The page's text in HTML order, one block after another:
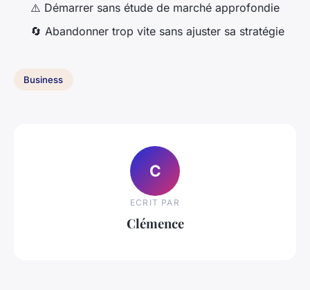
⚠️ Démarrer sans étude de marché approfondie
🔄 Abandonner trop vite sans ajuster sa stratégie
Business
C
ECRIT PAR
Clémence